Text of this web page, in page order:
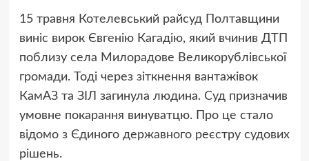
15 травня Котелевський райсуд Полтавщини
виніс вирок Євгенію Кагадію, який вчинив ДТП
поблизу села Милорадове Великорублівської
громади. Тоді через зіткнення вантажівок
КамАЗ та ЗІЛ загинула людина. Суд призначив
умовне покарання винуватцю. Про це стало
відомо з Єдиного державного реєстру судових
рішень.